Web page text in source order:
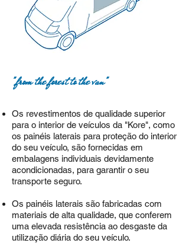
"from the forest to the van"
Os revestimentos de qualidade superior
para o interior de veículos da "Kore", como
os painéis laterais para proteção do interior
do seu veículo, são fornecidas em
embalagens individuais devidamente
acondicionadas, para garantir o seu
transporte seguro.
Os painéis laterais são fabricadas com
materiais de alta qualidade, que conferem
uma elevada resistência ao desgaste da
utilização diária do seu veículo.​